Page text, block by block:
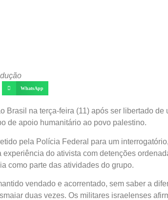
WhatsApp
na terça-feira (11) após ser libertado de
de apoio humanitário ao povo palestino.
pela Polícia Federal para um
do ativista com detenções
como parte das atividades do grupo.
vendado e acorrentado, sem saber a
duas vezes. Os militares israelenses